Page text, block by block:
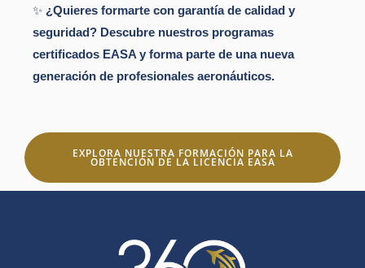
✨ ¿Quieres formarte con garantía de calidad y
seguridad? Descubre nuestros programas
certificados EASA y forma parte de una nueva
generación de profesionales aeronáuticos.
EXPLORA NUESTRA FORMACIÓN PARA LA
OBTENCIÓN DE LA LICENCIA EASA